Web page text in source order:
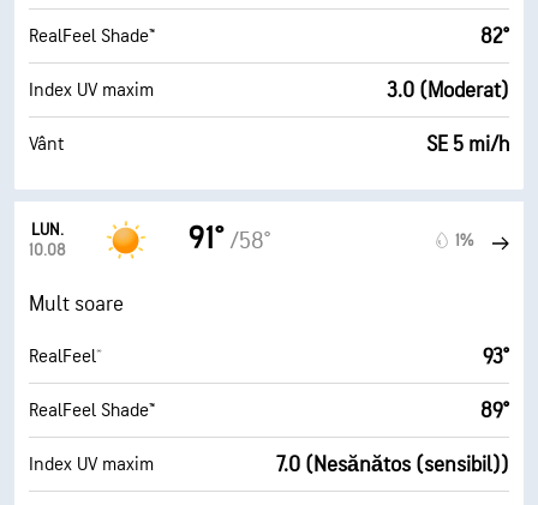
RealFeel Shade™ 82°
Index UV maxim 3.0 (Moderat)
Vânt SE 5 mi/h
LUN.
10.08
91° /58° 1%
Mult soare
RealFeel® 93°
RealFeel Shade™ 89°
Index UV maxim 7.0 (Nesănătos (sensibil))